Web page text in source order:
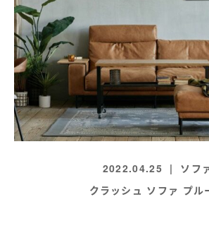
2022.04.25
ソフ
クラッシュ ソファ プル